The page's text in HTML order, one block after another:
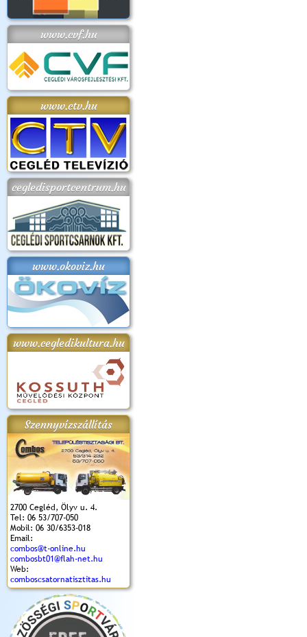
www.cvf.hu
www.ctv.hu
cegledisportcentrum.hu
www.okoviz.hu
www.cegledikultura.hu
Szennyvízszállítás
2700 Cegléd, Ölyv u. 4.
Tel: 06 53/707-050
Mobil: 06 30/6353-018
Email:
combos@t-online.hu
combosbt01@flah-net.hu
Web:
comboscsatornatisztitas.hu
2018.
Kossuth Toborzó
Ünnepély
Szent István Ünnepe
(2017. 08. 20.)